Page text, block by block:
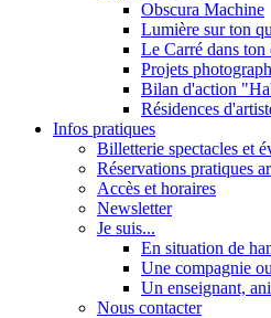
Obscura Machine
Lumière sur ton
Le Carré dans ton
Projets
Bilan d'action
Résidences
Infos pratiques
Billetterie spectacles et
Réservations pratiques
Accès et horaires
Newsletter
Je suis...
En situation de
Une compagnie
Un enseignant,
Nous contacter